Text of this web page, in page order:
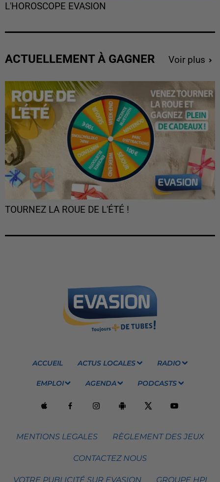
L'HOROSCOPE EVASION
ACTUELLEMENT À GAGNER Voir plus
TOURNEZ LA ROUE DE L'ÉTÉ !
ACCUEIL ACTUS LOCALES RADIO
EMPLOI AGENDA PODCASTS
MENTIONS LEGALES RÈGLEMENT DES JEUX
CONTACTEZ NOUS
VOTRE PUBLICITÉ SUR EVASION GROUPE HPI